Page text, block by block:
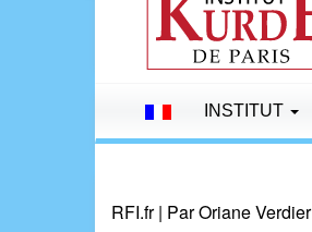
INSTITUT
RFI.fr | Par Oriane Verdier